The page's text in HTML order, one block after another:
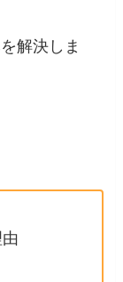
解決しま